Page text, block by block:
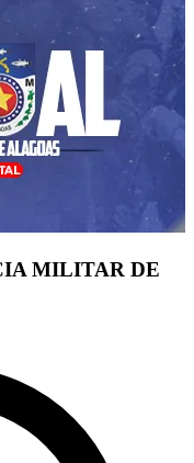
MILITAR DE